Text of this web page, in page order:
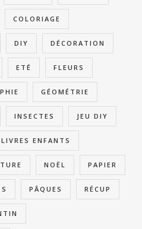
COLORIAGE
DIY DÉCORATION
ETÉ FLEURS
GÉOMÉTRIE
INSECTES JEU DIY
LIVRES ENFANTS
NOËL PAPIER
PÂQUES RÉCUP